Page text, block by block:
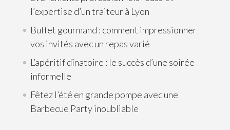
l’expertise d’un traiteur à Lyon
Buffet gourmand : comment impressionner
vos invités avec un repas varié
L’apéritif dînatoire : le succès d’une soirée
informelle
Fêtez l’été en grande pompe avec une
Barbecue Party inoubliable